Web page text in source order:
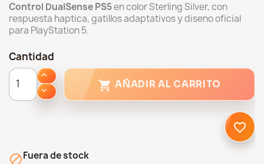
Control DualSense PS5en color Sterling Silver, con
respuesta haptica, gatillos adaptativos y diseno oficial
para PlayStation 5.
Cantidad
 AÑADIR AL CARRITO
favorite_border
Fuera de stock